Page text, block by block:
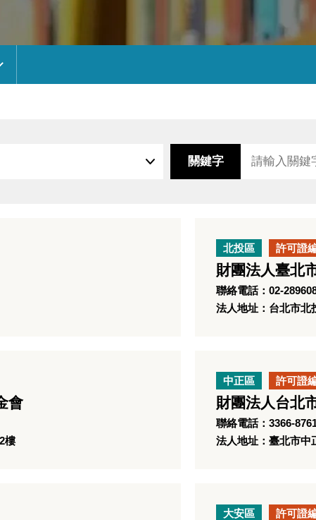
關鍵字
北投區 許可證
財團法人臺北
聯絡電話：02-
法人地址：台北市北
會
樓
中正區 許可證
財團法人台北
聯絡電話：3366-
法人地址：臺北市中
大安區 許可證